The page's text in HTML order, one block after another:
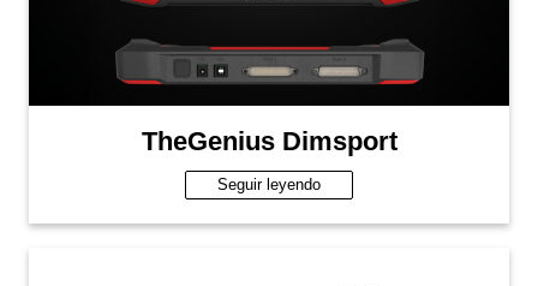
TheGenius Dimsport
Seguir leyendo